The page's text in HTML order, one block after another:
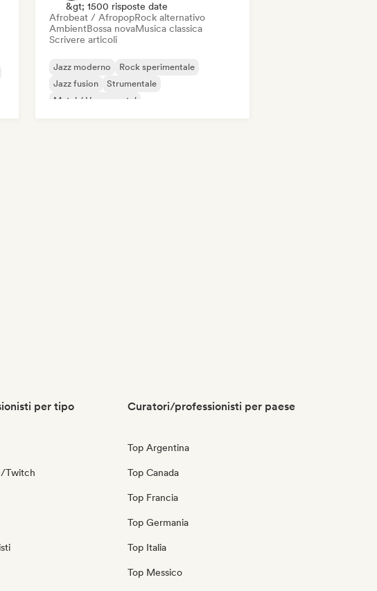
&gt; 1500 risposte date
Afrobeat / AfropopRock alternativo
AmbientBossa novaMusica classica
Scrivere articoli
Jazz moderno
Rock sperimentale
Jazz fusion
Strumentale
Metal / Heavy metal
per tipo
Twitch
Curatori/professionisti per paese
Top Argentina
Top Canada
Top Francia
Top Germania
Top Italia
Top Messico